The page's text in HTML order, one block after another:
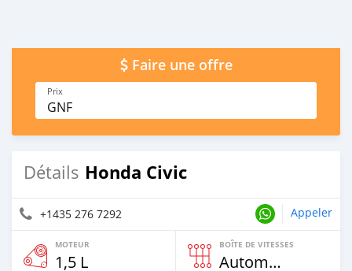
Faire une offre
Prix
GNF
Détails Honda Civic
+1435 276 7292 Appeler
MOTEUR
1,5 L
BOÎTE DE VITESSES
Automatique